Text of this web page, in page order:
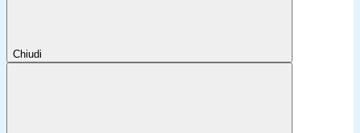
Chiudi